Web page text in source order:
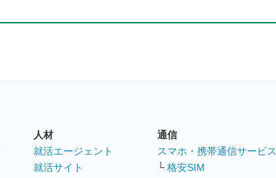
人材
就活エージェント
就活サイト
通信
スマホ・携帯通信サービス
└ 格安SIM